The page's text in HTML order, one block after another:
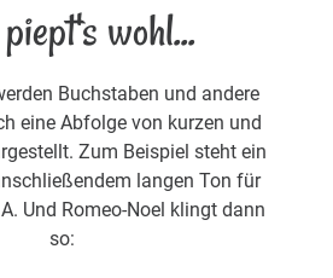
wohl...
Buchstaben und andere
eine Abfolge von kurzen und
Zum Beispiel steht ein
langen Ton für
Und Romeo-Noel klingt dann
so: